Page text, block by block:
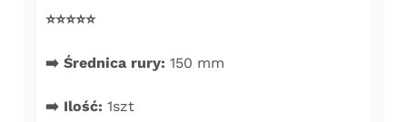
⭐️⭐️⭐️⭐️⭐️
➡️ Średnica rury: 150 mm
➡️ Ilość: 1szt